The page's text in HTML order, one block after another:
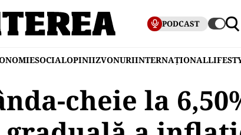
PODCAST
SOCIALOPINIIZVONURIINTERNAȚIONAL
cheie la